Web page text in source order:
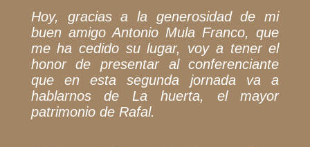
Hoy, gracias a la generosidad de mi
buen amigo Antonio Mula Franco, que
me ha cedido su lugar, voy a tener el
honor de presentar al conferenciante
que en esta segunda jornada va a
hablarnos de La huerta, el mayor
patrimonio de Rafal.